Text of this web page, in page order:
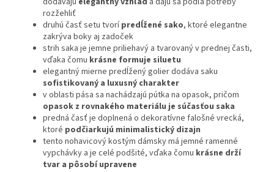
rozžehliť
druhú časť setu tvorípredĺžené sako, ktoré elegantne
zakrýva boky aj zadoček
strih saka je jemne priliehavý a tvarovaný v prednej časti,
vďaka čomu krásne formuje siluetu
elegantný mierne predĺžený golier dodáva saku
sofistikovaný a luxusný charakter
v oblasti pása sa nachádzajú pútka na opasok, pričom
opasok z rovnakého materiálu je súčasťou saka
predná časť je doplnená o dekoratívne falošné vrecká,
ktoré podčiarkujú minimalistický dizajn
tento nohavicový kostým dámsky má jemné ramenné
vypchávky a je celé podšité, vďaka čomu krásne drží
tvar a pôsobí upravene